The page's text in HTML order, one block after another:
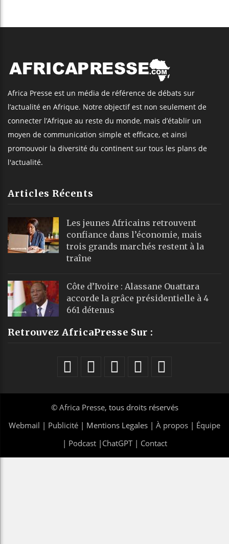
Africa Presse est un média de référence de débats sur
l’actualité en Afrique. Notre objectif est non seulement de
connecter l’Afrique au reste du monde, mais d’établir un
moyen de communication simple et efficace, et ainsi
promouvoir la diversité du continent sur tous les plans de
l'actualité.
Articles Récents
Les jeunes Africains retrouvent
confiance dans l’économie, mais
trois grands marchés restent à la
traîne
Côte d’Ivoire : Alassane Ouattara
accorde la grâce présidentielle à 4
661 détenus
Retrouvez AfricaPresse Sur :
© Africa Presse, tous droits réservés
Webmail | Publicité | Mentions Legales | À propos | Équipe
| Podcast| ChatGPT| Contact